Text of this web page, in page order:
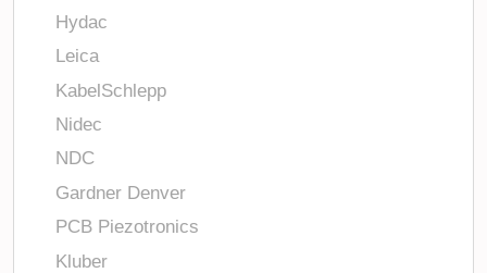
Hydac
Leica
KabelSchlepp
Nidec
NDC
Gardner Denver
PCB Piezotronics
Kluber